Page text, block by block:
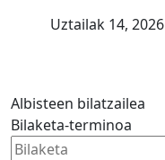
Uztailak 14, 2026
Albisteen bilatzailea
Bilaketa-terminoa